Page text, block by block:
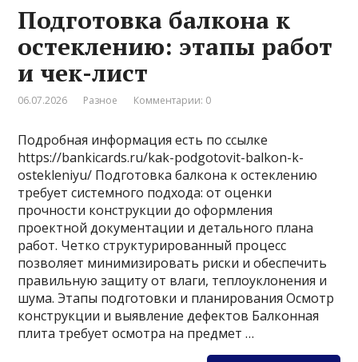
Подготовка балкона к
остеклению: этапы работ
и чек-лист
06.07.2026 Разное Комментарии: 0
Подробная информация есть по ссылке
https://bankicards.ru/kak-podgotovit-balkon-k-
ostekleniyu/ Подготовка балкона к остеклению
требует системного подхода: от оценки
прочности конструкции до оформления
проектной документации и детального плана
работ. Четко структурированный процесс
позволяет минимизировать риски и обеспечить
правильную защиту от влаги, теплоуклонения и
шума. Этапы подготовки и планирования Осмотр
конструкции и выявление дефектов Балконная
плита требует осмотра на предмет …